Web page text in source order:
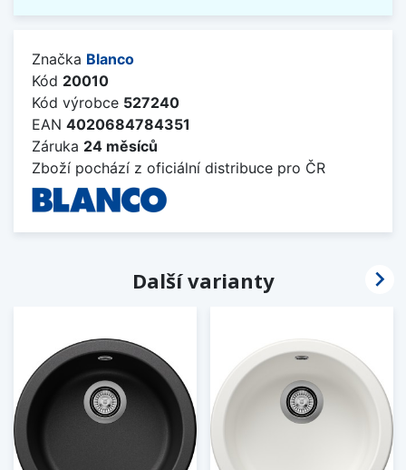
Značka Blanco
Kód 20010
Kód výrobce 527240
EAN 4020684784351
Záruka 24 měsíců
Zboží pochází z oficiální distribuce pro ČR
Další varianty 